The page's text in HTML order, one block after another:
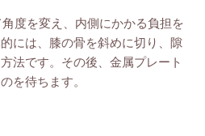
度を変え、内側にかかる負担を
には、膝の骨を斜めに切り、隙
法です。その後、金属プレート
を待ちます。